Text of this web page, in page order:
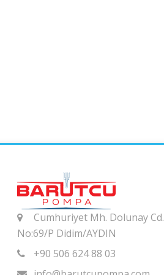
Cumhuriyet Mh. Dolunay Cd.
No:69/P Didim/AYDIN
+90 506 624 88 03